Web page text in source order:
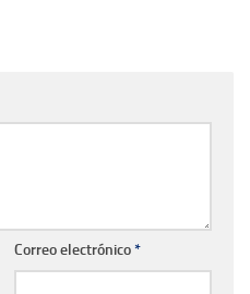
Correo electrónico*